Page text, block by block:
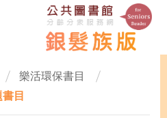
樂活環保書目
目